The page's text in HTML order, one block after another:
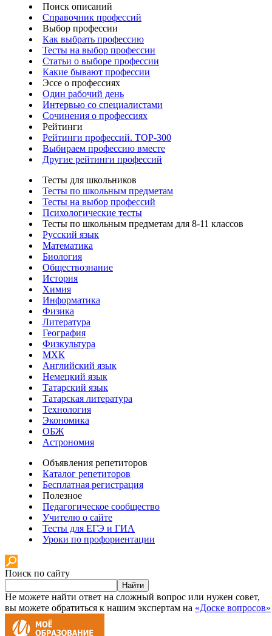
Поиск описаний
Справочник профессий
Выбор профессии
Как выбрать профессию
Тесты на выбор профессии
Статьи о выборе профессии
Какие бывают профессии
Эссе о профессиях
Один рабочий день
Интервью со специалистами
Сочинения о профессиях
Рейтинги
Рейтинги профессий. TOP-300
Выбираем профессию вместе
Другие рейтинги профессий
Тесты для школьников
Тесты по школьным предметам
Тесты на выбор профессий
Психологические тесты
Тесты по школьным предметам для 8-11 классов
Русский язык
Математика
Биология
Обществознание
История
Химия
Информатика
Физика
Литература
География
Физкультура
МХК
Английский язык
Немецкий язык
Татарский язык
Татарская литература
Технология
Экономика
ОБЖ
Астрономия
Объявления репетиторов
Каталог репетиторов
Бесплатная регистрация
Полезное
Педагогическое сообщество
Учителю о сайте
Тесты для ЕГЭ и ГИА
Уроки по профориентации
Поиск по сайту
Найти
Не можете найти ответ на сложный вопрос или нужен совет,
вы можете обратиться к нашим экспертам на «Доске вопросов»